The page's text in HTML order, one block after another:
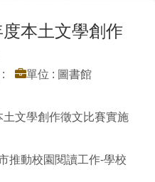
本土文學創作